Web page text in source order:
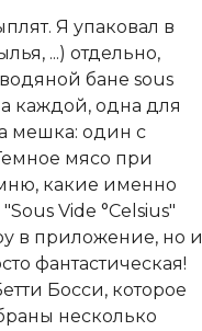
Я упаковал в
...) отдельно,
бане sous
каждой, одна для
мешка: один с
мясо при
какие именно
Vide °Celsius"
в приложение, но и
фантастическая!
Босси, которое
несколько